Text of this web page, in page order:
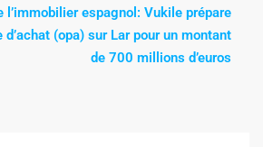
l’immobilier espagnol: Vukile prépare
(opa) sur Lar pour un montant
de 700 millions d’euros